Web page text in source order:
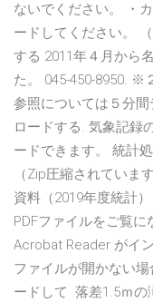
ないでください。 ・
ードしてください。
する 2011年４月から
た。 045-450-8950. ※
参照については５分
ロードする. 気象記録
ードできます。 統計
（Zip圧縮されていま
資料（2019年度統計
PDFファイルをご覧
Acrobat Reader がイ
ファイルが開かない
ードして 落差1.5ｍの